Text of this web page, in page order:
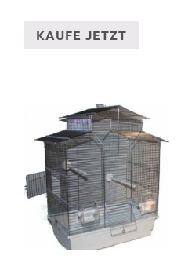
KAUFE JETZT